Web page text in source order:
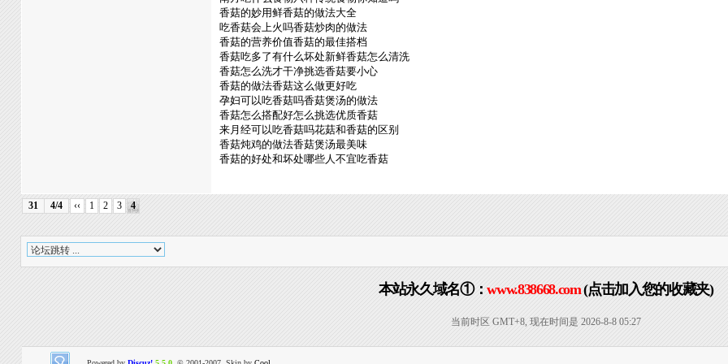
香菇的妙用鲜香菇的做法大全
吃香菇会上火吗香菇炒肉的做法
香菇的营养价值香菇的最佳搭档
香菇吃多了有什么坏处新鲜香菇怎么清洗
香菇怎么洗才干净挑选香菇要小心
香菇的做法香菇这么做更好吃
孕妇可以吃香菇吗香菇煲汤的做法
香菇怎么搭配好怎么挑选优质香菇
来月经可以吃香菇吗花菇和香菇的区别
香菇炖鸡的做法香菇煲汤最美味
香菇的好处和坏处哪些人不宜吃香菇
31 4/4 ‹‹ 1 2 3 4
本站永久域名①：www.838668.com(点击加入您的收藏夹)
当前时区 GMT+8, 现在时间是 2026-8-8 05:27